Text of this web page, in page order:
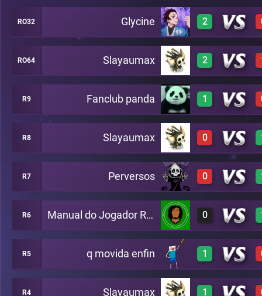
RO32 Glycine 2
3 A20
3 A20
A24
RO64 Slayaumax 2
0 A22
2 A22
2 A19
R9 Fanclub panda 1
3 A15
R8 Slayaumax 0
0 A3
R7 Perversos 0
0 A17
R6 Manual do Jogador Ruim 0
A4
R5 q movida enfin 1
R4 Slayaumax 1